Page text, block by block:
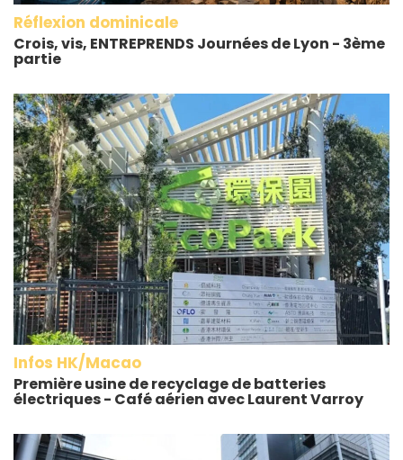
Réflexion dominicale
Crois, vis, ENTREPRENDS Journées de Lyon - 3ème
partie
Infos HK/Macao
Première usine de recyclage de batteries
électriques - Café aérien avec Laurent Varroy